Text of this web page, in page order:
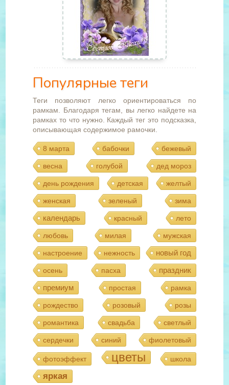
Популярные теги
Теги позволяют легко ориентироваться по
рамкам. Благодаря тегам, вы легко найдете на
рамках то что нужно. Каждый тег это подсказка,
описывающая содержимое рамочки.
8 марта бабочки бежевый
весна голубой дед мороз
день рождения детская желтый
женская зеленый зима
календарь красный лето
любовь милая мужская
настроение нежность новый год
осень пасха
праздник
премиум
простая рамка
рождество розовый розы
романтика свадьба светлый
сердечки синий фиолетовый
фотоэффект цветы школа
яркая